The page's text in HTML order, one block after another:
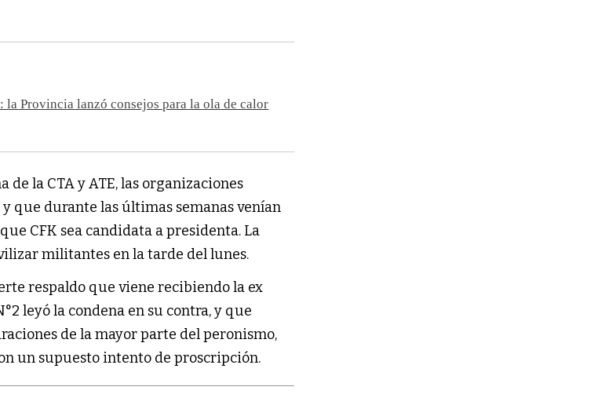
la Provincia lanzó consejos para la ola de calor
la CTA y ATE, las organizaciones
que durante las últimas semanas venían
CFK sea candidata a presidenta. La
militantes en la tarde del lunes.
respaldo que viene recibiendo la ex
leyó la condena en su contra, y que
de la mayor parte del peronismo,
un supuesto intento de proscripción.